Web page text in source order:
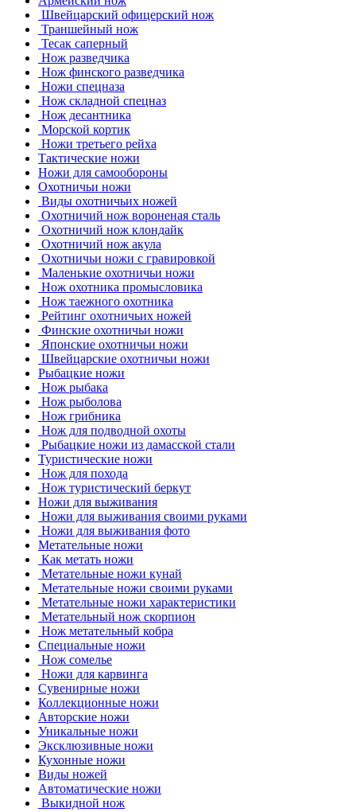
Швейцарский офицерский нож
Траншейный нож
Тесак саперный
Нож разведчика
Нож финского разведчика
Ножи спецназа
Нож складной спецназ
Нож десантника
Морской кортик
Ножи третьего рейха
Тактические ножи
Ножи для самообороны
Охотничьи ножи
Виды охотничьих ножей
Охотничий нож вороненая сталь
Охотничий нож клондайк
Охотничий нож акула
Охотничьи ножи с гравировкой
Маленькие охотничьи ножи
Нож охотника промысловика
Нож таежного охотника
Рейтинг охотничьих ножей
Финские охотничьи ножи
Японские охотничьи ножи
Швейцарские охотничьи ножи
Рыбацкие ножи
Нож рыбака
Нож рыболова
Нож грибника
Нож для подводной охоты
Рыбацкие ножи из дамасской стали
Туристические ножи
Нож для похода
Нож туристический беркут
Ножи для выживания
Ножи для выживания своими руками
Ножи для выживания фото
Метательные ножи
Как метать ножи
Метательные ножи кунай
Метательные ножи своими руками
Метательные ножи характеристики
Метательный нож скорпион
Нож метательный кобра
Специальные ножи
Нож сомелье
Ножи для карвинга
Сувенирные ножи
Коллекционные ножи
Авторские ножи
Уникальные ножи
Эксклюзивные ножи
Кухонные ножи
Виды ножей
Автоматические ножи
Выкидной нож